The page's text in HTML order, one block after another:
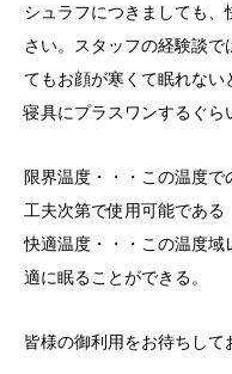
シュラフにつきましても
さい。スタッフの経験談
てもお顔が寒くて眠れな
寝具にプラスワンするぐら
限界温度・・・この温度で
工夫次第で使用可能である
快適温度・・・この温度
適に眠ることができる。
皆様の御利用をお待ちして